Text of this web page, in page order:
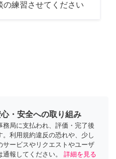
の練習させてください
・安全への取り組み
務局に支払われ、評価・完了後
。利用規約違反の恐れや、少し
サービスやリクエストやユーザ
報してください。
詳細を見る